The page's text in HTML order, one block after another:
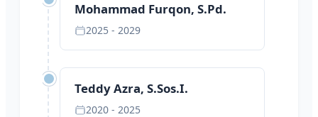
Mohammad Furqon, S.Pd.
2025 - 2029
Teddy Azra, S.Sos.I.
2020 - 2025